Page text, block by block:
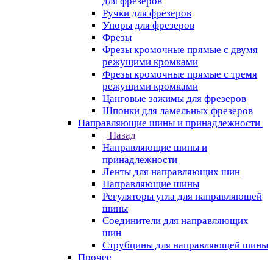
Ручки для фрезеров
Упоры для фрезеров
Фрезы
Фрезы кромочные прямые с двумя
режущими кромками
Фрезы кромочные прямые с тремя
режущими кромками
Цанговые зажимы для фрезеров
Шпонки для ламельных фрезеров
Направляющие шины и принадлежности
Назад
Направляющие шины и
принадлежности
Ленты для направляющих шин
Направляющие шины
Регуляторы угла для направляющей
шины
Соединители для направляющих
шин
Струбцины для направляющей шины
Прочее